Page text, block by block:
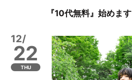
『10代無料』始めます
12/
22
THU